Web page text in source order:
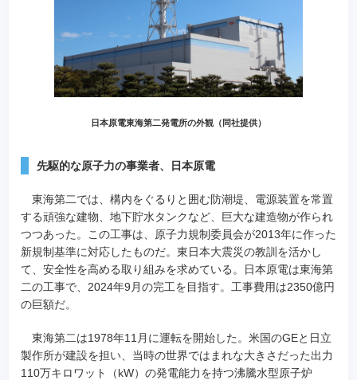
日本原電東海第二発電所の外観（同社提供）
先駆的な原子力の事業者、日本原電
東海第二では、構内をぐるりと囲む防潮堤、電源装置を常置
する頑強な建物、地下貯水タンクなど、巨大な建造物が作られ
つつあった。この工事は、原子力規制委員会が2013年に作った
新規制基準に対応したものだ。東日本大震災の教訓を活かし
て、安全性を高める取り組みを求めている。日本原電は東海第
二の工事で、2024年9月の完工を目指す。工事費用は2350億円
の巨額だ。
東海第二は1978年11月に運転を開始した。米国のGEと日立
製作所が建設を担い、当時の世界ではまれな大きさだった出力
110万キロワット（kW）の発電能力を持つ沸騰水型原子炉